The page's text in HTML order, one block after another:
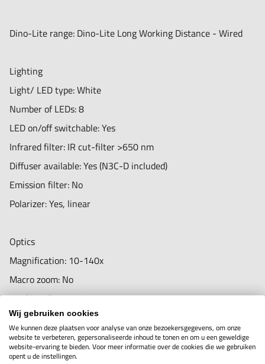
Interface: USB 2.0
Operating system: Windows 7, 8, 10 or 11, MacOS 10.12
and up
Included software: DinoCapture 2.0 (Windows), DinoXcope
(Mac OS, no EDOF, EDR)
WiFi: Wireless-ready, requires the WF-20 adapter (optional)
Supported image formats (Windows): BMP, GIF, PNG, JPG,
TIF, RAS, PNM, TGA, PCX, MNG, WBMP, JP2, JPC, PGX
Supported image formats (MacOS): JPEG, PNG
Supported video formats (MacOS): MOV
Housing
Housing material: Composite/ plastic housing
Magnification lock: Yes
Dino-Lite range: Dino-Lite Long Working Distance - Wired
Lighting
Light/ LED type: White
Number of LEDs: 8
LED on/off switchable: Yes
Infrared filter: IR cut-filter >650 nm
Diffuser available: Yes (N3C-D included)
Emission filter: No
Polarizer: Yes, linear
Optics
Magnification: 10-140x
Macro zoom: No
Working distance: Long
Lens type: Glass with anti-reflection coating
Sensor
Wij gebruiken cookies
We kunnen deze plaatsen voor analyse van onze bezoekersgegevens, om onze
website te verbeteren, gepersonaliseerde inhoud te tonen en om u een geweldige
website-ervaring te bieden. Voor meer informatie over de cookies die we gebruiken
opent u de instellingen.